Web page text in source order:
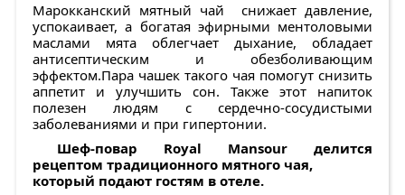
Марокканский мятный чай снижает давление,
успокаивает, а богатая эфирными ментоловыми
маслами мята облегчает дыхание, обладает
антисептическим и обезболивающим
эффектом.Пара чашек такого чая помогут снизить
аппетит и улучшить сон. Также этот напиток
полезен людям с сердечно-сосудистыми
заболеваниями и при гипертонии.
Шеф-повар Royal Mansour делится
рецептом традиционного мятного чая,
который подают гостям в отеле.